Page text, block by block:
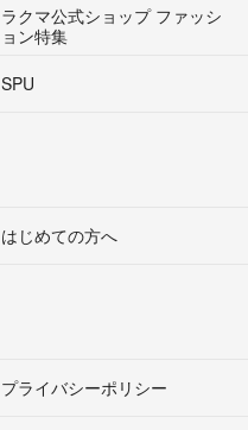
ラクマ公式ショップ ファッシ
ョン特集
SPU
はじめての方へ
プライバシーポリシー